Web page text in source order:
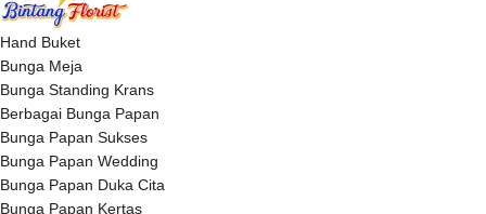
Hand Buket
Bunga Meja
Bunga Standing Krans
Berbagai Bunga Papan
Bunga Papan Sukses
Bunga Papan Wedding
Bunga Papan Duka Cita
Bunga Papan Kertas